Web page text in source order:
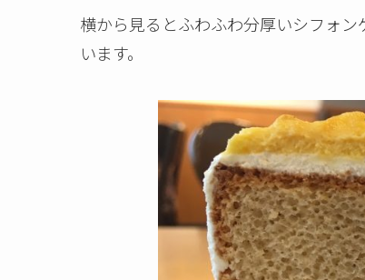
横から見るとふわふわ分厚いシフォ
います。